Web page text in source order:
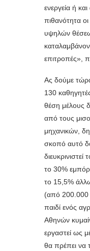
ενεργεία ή
πιθανότητα
υψηλών
επιτροπές»,
Ας δούμε
130
θέση μέλους
από τους
μηχανικών,
σκοπό αυτό
το 30%
το 15,5%
(από 200.000
παιδί ενός
Αθηνών
εργαστεί ως
θα πρέπει να